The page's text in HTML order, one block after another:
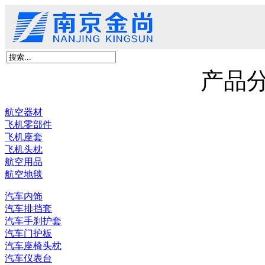
产品
航空器材
飞机零部件
飞机座套
飞机头枕
航空用品
航空地毯
汽车内饰
汽车排挡套
汽车手刹护套
汽车门护板
汽车座椅头枕
汽车仪表台